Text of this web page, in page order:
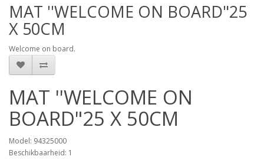
MAT ''WELCOME ON BOARD"25
X 50CM
Welcome on board.
MAT ''WELCOME ON
BOARD"25 X 50CM
Model: 94325000
Beschikbaarheid: 1